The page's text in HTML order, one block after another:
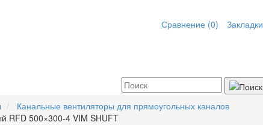
Сравнение (0)
Закладки
Канальные вентиляторы для прямоугольных каналов
RFD 500×300-4 VIM SHUFT